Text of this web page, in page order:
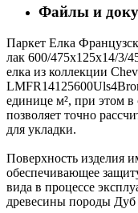
Файлы и
Паркет Елка
лак 600/475х125х14/3/
елка из коллекции
единице м², при этом в
позволяет точно
для укладки.
Поверхность изделия
обеспечивающее
вида в процессе
древесины породы Дуб